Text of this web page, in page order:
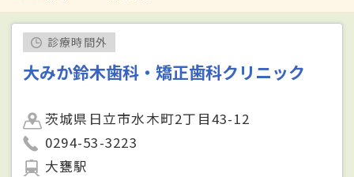
診療時間外
大みか鈴木歯科・矯正歯科クリニック
茨城県日立市水木町2丁目43-12
0294-53-3223
大甕駅